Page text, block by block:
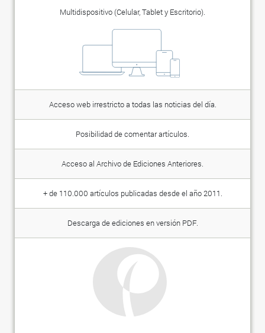
Multidispositivo (Celular, Tablet y Escritorio).
Acceso web irrestricto a todas las noticias del día.
Posibilidad de comentar artículos.
Acceso al Archivo de Ediciones Anteriores.
+ de 110.000 artículos publicadas desde el año 2011.
Descarga de ediciones en versión PDF.